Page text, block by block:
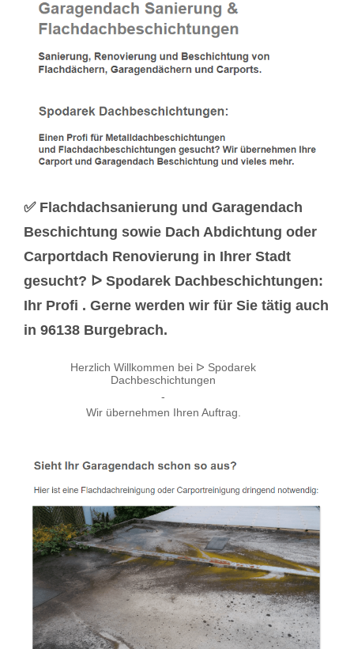
✅ Flachdachsanierung und Garagendach
Beschichtung sowie Dach Abdichtung oder
Carportdach Renovierung in Ihrer Stadt
gesucht? ᐅ Spodarek Dachbeschichtungen:
Ihr Profi . Gerne werden wir für Sie tätig auch
in 96138 Burgebrach.
Herzlich Willkommen bei ᐅ Spodarek
Dachbeschichtungen
-
Wir übernehmen Ihren Auftrag.